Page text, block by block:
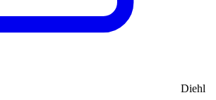
Diehl